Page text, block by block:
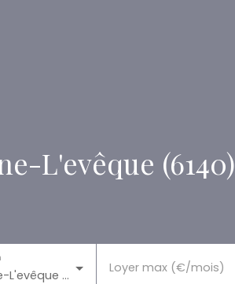
L'evêque (6140)
Fontaine-L'evêque (6140) Loyer max (€/mois)